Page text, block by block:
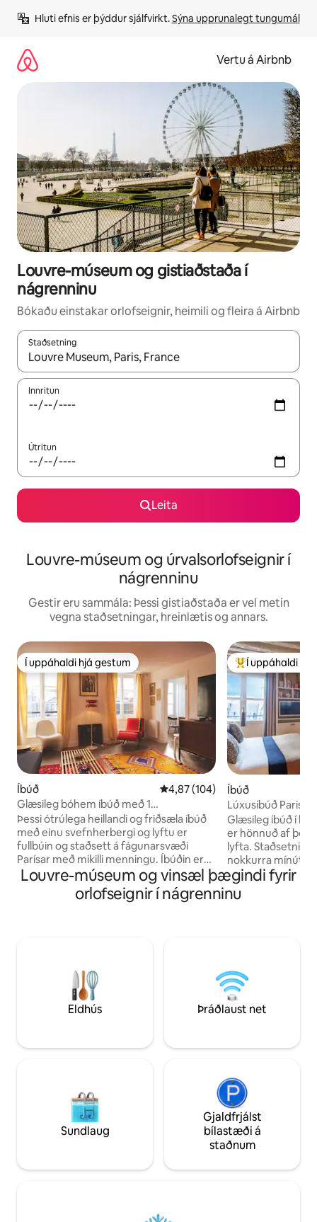
beint
Hluti efnis er þýddur sjálfvirkt. Sýna upprunalegt tungumál
Vertu á Airbnb
Louvre-múseum og gistiaðstaða í
nágrenninu
Bókaðu einstakar orlofseignir, heimili og fleira á Airbnb
Staðsetning
Þegar niðurstöður liggja fyrir skaltu nota upp og niður
Innritun
Útritun
Leita
Louvre-múseum og úrvalsorlofseignir í
nágrenninu
Gestir eru sammála: Þessi gistiaðstaða er vel metin
vegna staðsetningar, hreinlætis og annars.
Í uppáhaldi hjá gestum
Í uppáhaldi hjá gestum
Íbúð 4,87 af 5 í meðaleinkunn, 104
4,87 (104)
Glæsileg bóhem íbúð með 1
svefnherbergi nálægt Louvre
Þessi ótrúlega heillandi og friðsæla íbúð
með einu svefnherbergi og lyftu er
fullbúin og staðsett á fágunarsvæði
Parísar með mikilli menningu. Íbúðin er
fallega innréttuð í bóhemstíl með blöndu
af vintage- og nútímahúsgögnum og
hún er staðsett á milli Louvre-safnsins og
þægileg og full af fallegum bókum og
japönskum skreytingum, þökk sé
ótrúlegum smekk gestgjafans.
Í mestu
Í uppáhaldi
Íbúð
Lúxusíbúð Paris
Glæsileg íbúð í
er hönnuð af
lyfta.
nokkurra
Louvre-safninu
Innréttingar í
hlýlegu, björtu,
Þetta er París
ímyndað þér
sálrænu heimili í
Louvre-múseum og vinsæl þægindi fyrir
orlofseignir í nágrenninu
Eldhús Þráðlaust net
Sundlaug
Gjaldfrjálst
bílastæði á
staðnum